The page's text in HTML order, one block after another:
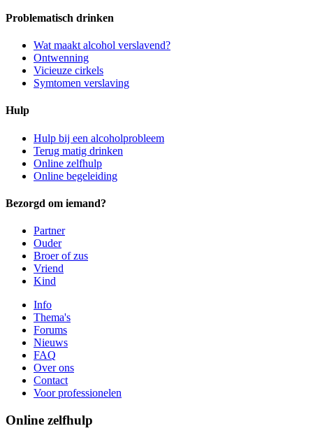
Problematisch drinken
Wat maakt alcohol verslavend?
Ontwenning
Vicieuze cirkels
Symtomen verslaving
Hulp
Hulp bij een alcoholprobleem
Terug matig drinken
Online zelfhulp
Online begeleiding
Bezorgd om iemand?
Partner
Ouder
Broer of zus
Vriend
Kind
Info
Thema's
Forums
Nieuws
FAQ
Over ons
Contact
Voor professionelen
Online zelfhulp